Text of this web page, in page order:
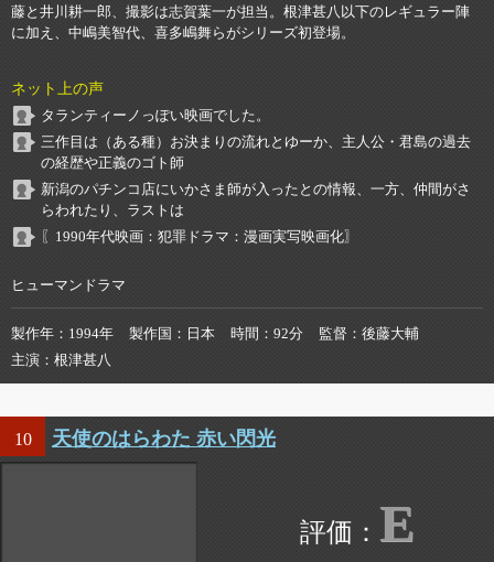
藤と井川耕一郎、撮影は志賀葉一が担当。根津甚八以下のレギュラー陣
に加え、中嶋美智代、喜多嶋舞らがシリーズ初登場。
ネット上の声
タランティーノっぽい映画でした。
三作目は（ある種）お決まりの流れとゆーか、主人公・君島の過去
の経歴や正義のゴト師
新潟のパチンコ店にいかさま師が入ったとの情報、一方、仲間がさ
らわれたり、ラストは
〖1990年代映画：犯罪ドラマ：漫画実写映画化〗
ヒューマンドラマ
製作年 1994年 製作国 日本 時間 92分 監督
後藤大輔
主演
根津甚八
10 天使のはらわた 赤い閃光
E